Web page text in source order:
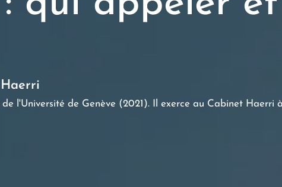
l'Université de Genève (2021). Il exerce au Cabinet